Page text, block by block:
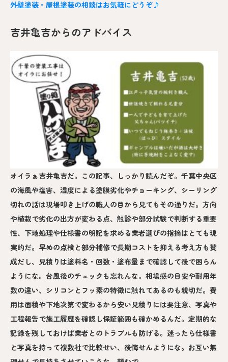
外壁塗装・屋根塗装の相談はお気軽にどうぞ♪
吉井亀吉からのアドバイス
オイラぁ吉井亀吉だ。この記事、しっかり読んだぞ。千葉中央区
の海風や塩害、湿度による塗膜劣化やチョーキング、シーリング
切れの話は現場叩き上げの職人の目から見てもその通りだ。方向
や植栽で劣化の出方が変わる点、触診や部分試験で判断する重要
性、下地処理や仕様書の明記を求める業者選びの指摘はとても現
実的だ。早めの点検と部分補修で長期コストを抑える考え方も賛
成だし、見積りは塗料名・回数・塗布量まで確認して後で困らん
ようにな。台風後のチェックも忘れんな。相場感の目安や耐用年
数の違い、シリコンとフッ素の特徴に触れてあるのも親切だ。費
用は面積や下地次第で変わるから安い見積りには要注意、写真や
工程報告で施工履歴を確認し保証範囲も確かめるんだ。定期的な
記録を残しておけば業者とのトラブルも防げる。迷ったら仕様書
と写真を持って複数社で比較せい、後悔せんようにな。お互い無